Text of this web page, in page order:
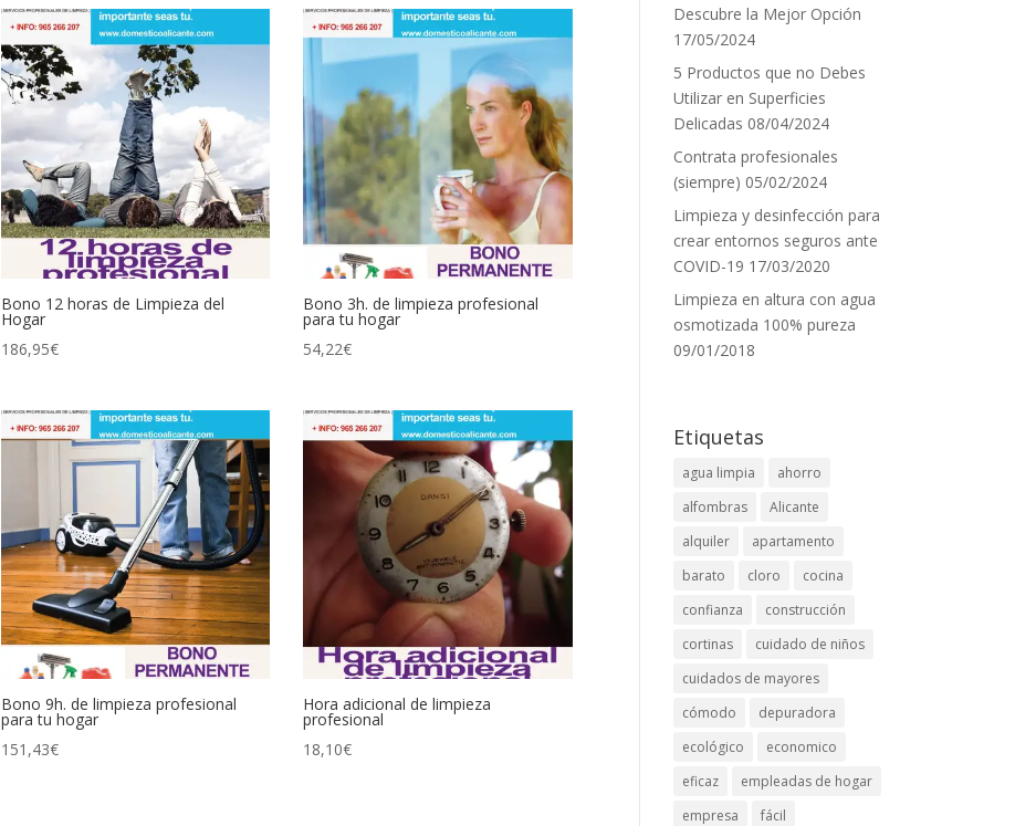
Bono 12 horas de Limpieza del
Hogar
186,95€
Bono 3h. de limpieza profesional
para tu hogar
54,22€
Bono 9h. de limpieza profesional
para tu hogar
151,43€
Hora adicional de limpieza
profesional
18,10€
Descubre la Mejor Opción
17/05/2024
5 Productos que no Debes
Utilizar en Superficies
Delicadas 08/04/2024
Contrata profesionales
(siempre) 05/02/2024
Limpieza y desinfección para
crear entornos seguros ante
COVID-19 17/03/2020
Limpieza en altura con agua
osmotizada 100% pureza
09/01/2018
Etiquetas
agua limpia
ahorro
alfombras
Alicante
alquiler
apartamento
barato
cloro
cocina
confianza
construcción
cortinas
cuidado de niños
cuidados de mayores
cómodo
depuradora
ecológico
economico
eficaz
empleadas de hogar
empresa
fácil